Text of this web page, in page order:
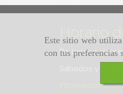
Este sitio web
con tus preferencias
Horario
De lunes a
Sábados y
informacion